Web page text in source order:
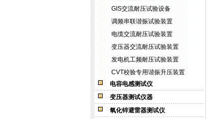
GIS交流耐压试验设备
调频串联谐振试验装置
电缆交流耐压试验装置
变压器交流耐压试验装置
发电机工频耐压试验装置
CVT校验专用谐振升压装置
电容电感测试仪
变压器测试仪器
氧化锌避雷器测试仪